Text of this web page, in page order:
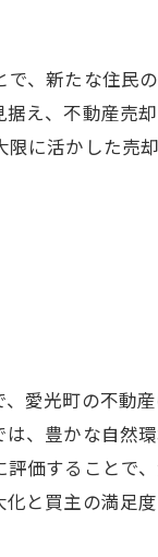
、新たな住民の
え、不動産売
に活かした売却
愛光町の不動
、豊かな自然
価することで
と買主の満足度